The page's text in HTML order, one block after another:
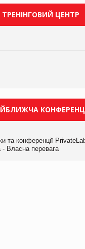
ТРЕНІНГОВИЙ ЦЕНТР
та конференції
Власна перевага